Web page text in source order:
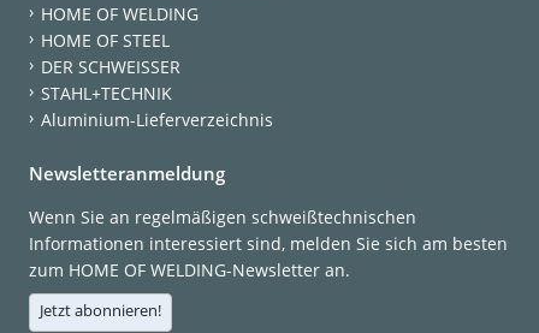
HOME OF WELDING
HOME OF STEEL
DER SCHWEISSER
STAHL+TECHNIK
Aluminium-Lieferverzeichnis
Newsletteranmeldung
Wenn Sie an regelmäßigen schweißtechnischen
Informationen interessiert sind, melden Sie sich am besten
zum HOME OF WELDING-Newsletter an.
Jetzt abonnieren!